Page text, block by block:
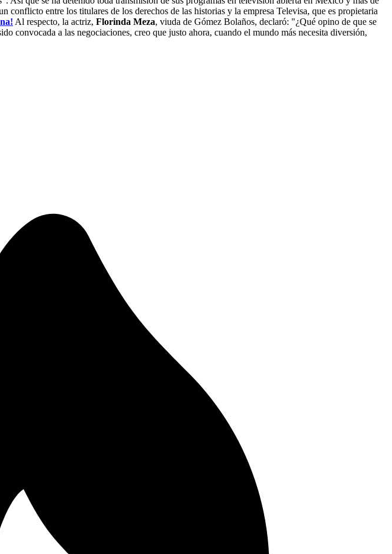
conflicto entre los titulares de los derechos de las historias y la empresa Televisa, que es propietaria
Al respecto, la actriz, Florinda Meza, viuda de Gómez Bolaños, declaró: "¿Qué opino de que se
convocada a las negociaciones, creo que justo ahora, cuando el mundo más necesita diversión,